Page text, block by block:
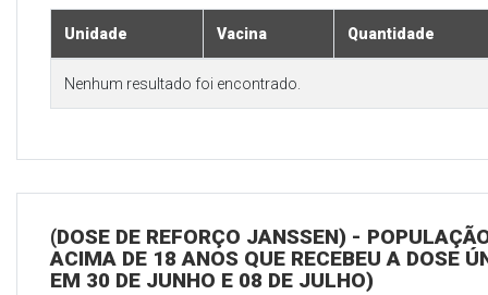
Unidade Vacina Quantidade
Nenhum resultado foi encontrado.
(DOSE DE REFORÇO JANSSEN) -
ACIMA DE 18 ANOS QUE RECEBEU A DOSE
EM 30 DE JUNHO E 08 DE JULHO)